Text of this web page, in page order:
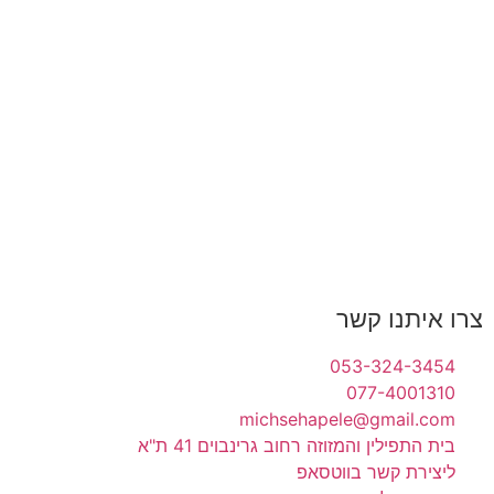
צרו איתנו קשר
053-324-3454
077-4001310
michsehapele@gmail.com
בית התפילין והמזוזה רחוב גרינבוים 41 ת"א
ליצירת קשר בווטסאפ